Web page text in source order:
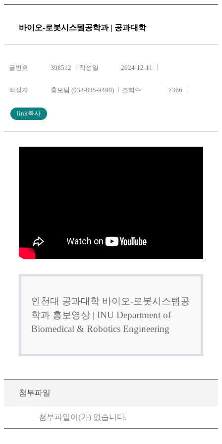
바이오-로봇시스템공학과 | 공과대학
글번호 398512 작성일 2024-12-11
작성자 홍보팀 (032-835-9490) 조회수 7366
인천대 공과대학 바이오-로봇시스템공
학과 홍보영상 | INU Department of
Biomedical & Robotics Engineering
첨부파일
첨부파일이(가) 없습니다.